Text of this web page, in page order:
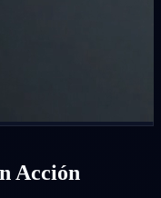
Acción